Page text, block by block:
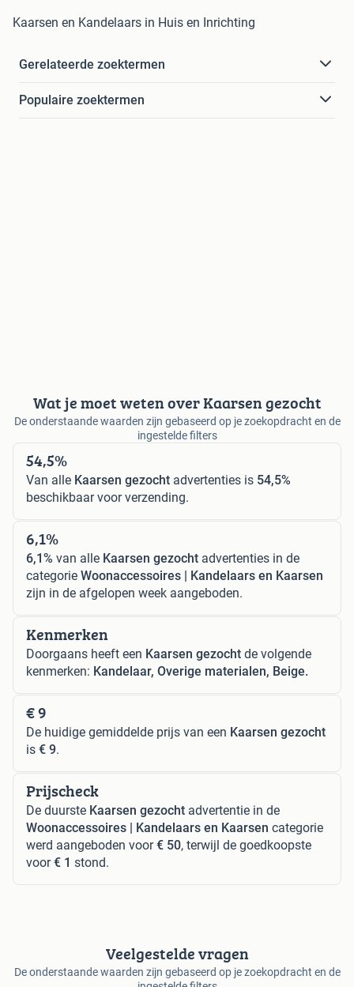
Kaarsen en Kandelaars in Huis en Inrichting
Gerelateerde zoektermen
Populaire zoektermen
Wat je moet weten over Kaarsen gezocht
De onderstaande waarden zijn gebaseerd op je zoekopdracht en de
ingestelde filters
54,5%
Van alle Kaarsen gezocht advertenties is 54,5%
beschikbaar voor verzending.
6,1%
6,1% van alle Kaarsen gezocht advertenties in de
categorie Woonaccessoires | Kandelaars en Kaarsen
zijn in de afgelopen week aangeboden.
Kenmerken
Doorgaans heeft een Kaarsen gezocht de volgende
kenmerken: Kandelaar, Overige materialen, Beige.
€ 9
De huidige gemiddelde prijs van een Kaarsen gezocht
is € 9.
Prijscheck
De duurste Kaarsen gezocht advertentie in de
Woonaccessoires | Kandelaars en Kaarsen categorie
werd aangeboden voor€ 50, terwijl de goedkoopste
voor€ 1 stond.
Veelgestelde vragen
De onderstaande waarden zijn gebaseerd op je zoekopdracht en de